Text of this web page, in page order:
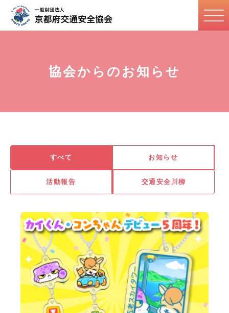
協会からのお知らせ
すべて お知らせ
活動報告 交通安全川柳